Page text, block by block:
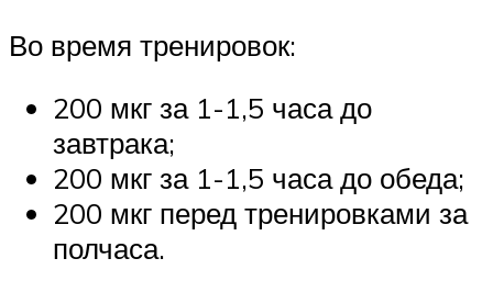
Во время тренировок:
200 мкг за 1-1,5 часа до
завтрака;
200 мкг за 1-1,5 часа до обеда;
200 мкг перед тренировками за
полчаса.